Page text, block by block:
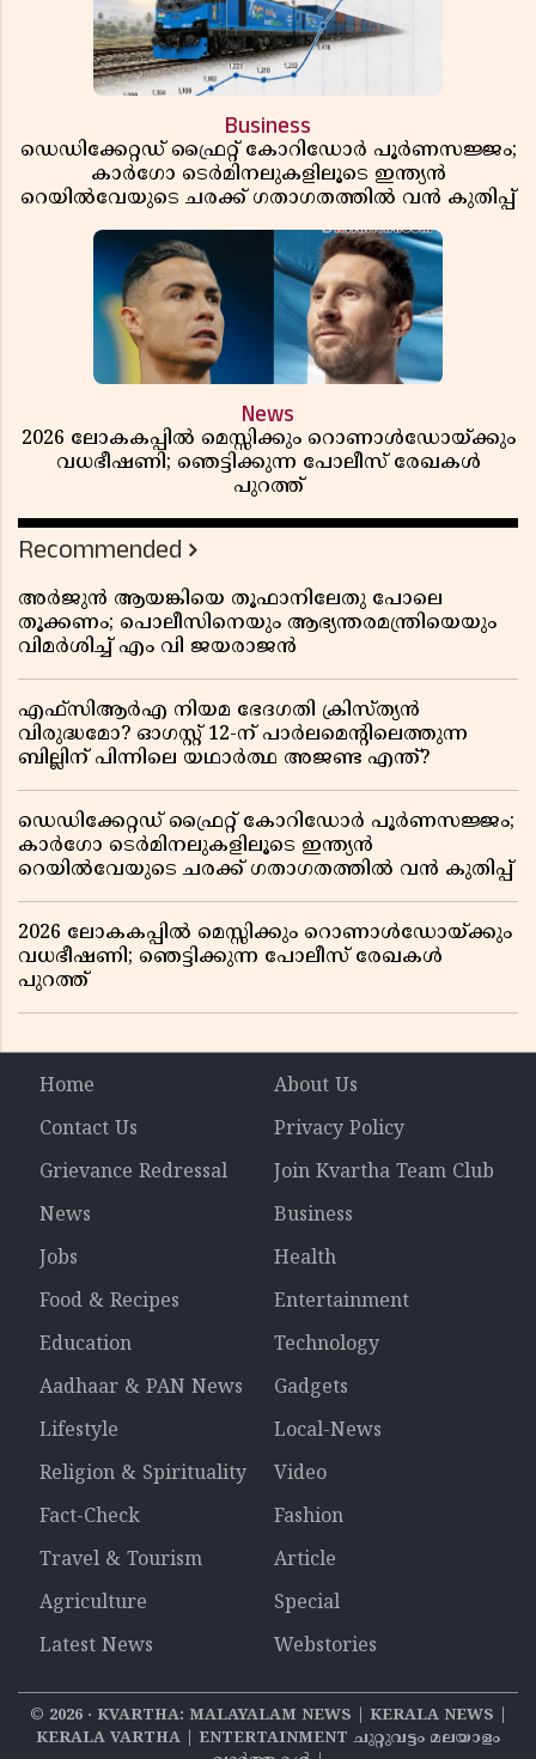
Business
ഡെഡിക്കേറ്റഡ് ഫ്രൈറ്റ് കോറിഡോർ പൂർണസജ്ജം;
കാർഗോ ടെർമിനലുകളിലൂടെ ഇന്ത്യൻ
റെയിൽവേയുടെ ചരക്ക് ഗതാഗതത്തിൽ വൻ കുതിപ്പ്
News
2026 ലോകകപ്പിൽ മെസ്സിക്കും റൊണാൾഡോയ്ക്കും
വധഭീഷണി; ഞെട്ടിക്കുന്ന പോലീസ് രേഖകൾ
പുറത്ത്
Recommended
അർജുൻ ആയങ്കിയെ തൂഫാനിലേതു പോലെ
തൂക്കണം; പൊലീസിനെയും ആഭ്യന്തരമന്ത്രിയെയും
വിമർശിച്ച് എം വി ജയരാജൻ
എഫ്സിആർഎ നിയമ ഭേദഗതി ക്രിസ്ത്യൻ
വിരുദ്ധമോ? ഓഗസ്റ്റ് 12-ന് പാർലമെന്റിലെത്തുന്ന
ബില്ലിന് പിന്നിലെ യഥാർത്ഥ അജണ്ട എന്ത്?
ഡെഡിക്കേറ്റഡ് ഫ്രൈറ്റ് കോറിഡോർ പൂർണസജ്ജം;
കാർഗോ ടെർമിനലുകളിലൂടെ ഇന്ത്യൻ
റെയിൽവേയുടെ ചരക്ക് ഗതാഗതത്തിൽ വൻ കുതിപ്പ്
2026 ലോകകപ്പിൽ മെസ്സിക്കും റൊണാൾഡോയ്ക്കും
വധഭീഷണി; ഞെട്ടിക്കുന്ന പോലീസ് രേഖകൾ
പുറത്ത്
Home
About Us
Contact Us
Privacy Policy
Grievance Redressal
Join Kvartha Team Club
News
Business
Jobs
Health
Food & Recipes
Entertainment
Education
Technology
Aadhaar & PAN News
Gadgets
Lifestyle
Local-News
Religion & Spirituality
Video
Fact-Check
Fashion
Travel & Tourism
Article
Agriculture
Special
Latest News
Webstories
© 2026‧ KVARTHA: MALAYALAM NEWS | KERALA NEWS |
KERALA VARTHA | ENTERTAINMENT ചുറ്റുവട്ടം മലയാളം